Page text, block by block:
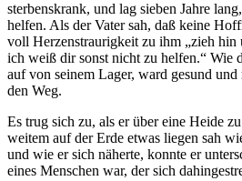
sterbenskrank, und lag sieben Jahre
helfen. Als der Vater sah, daß keine
voll Herzenstraurigkeit zu ihm „zieh hin
ich weiß dir sonst nicht zu helfen.“ Wie
auf von seinem Lager, ward gesund
den Weg.
Es trug sich zu, als er über eine Heide
weitem auf der Erde etwas liegen sah
und wie er sich näherte, konnte er
eines Menschen war, der sich